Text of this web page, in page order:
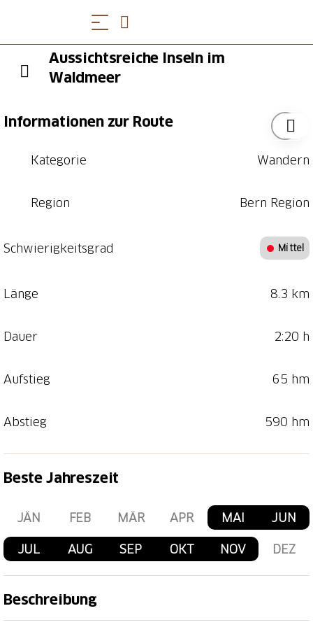
Aussichtsreiche Inseln im
Waldmeer
Informationen zur Route
Kategorie Wandern
Region Bern Region
Schwierigkeitsgrad Mittel
Länge 8.3 km
Dauer 2:20 h
Aufstieg 65 hm
Abstieg 590 hm
Beste Jahreszeit
JÄN FEB MÄR APR MAI JUN
JUL AUG SEP OKT NOV DEZ
Beschreibung